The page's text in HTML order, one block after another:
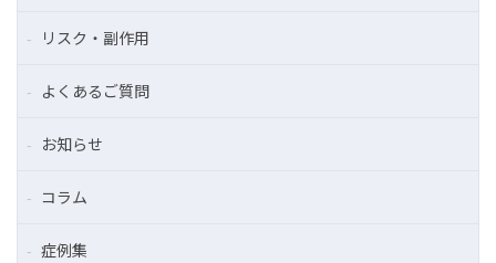
リスク・副作用
よくあるご質問
お知らせ
コラム
症例集